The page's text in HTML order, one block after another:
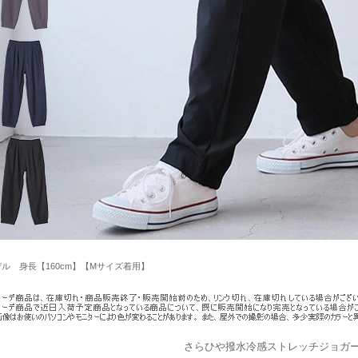
ル 身長【160cm】【Mサイズ着用】
さらひや撥水冷感ストレッチジョガ